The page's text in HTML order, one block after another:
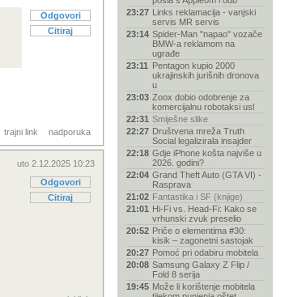
Odgovori
Citiraj
trajni link nadporuka
uto 2.12.2025 10:23
Odgovori
Citiraj
23:27 Links reklamacija - vanjski
servis MR servis
23:14 Spider-Man "napao" vozače
BMW-a reklamom na
ugrađe
23:11 Pentagon kupio 2000
ukrajinskih jurišnih dronova
u
23:03 Zoox dobio odobrenje za
komercijalnu robotaksi usl
22:31 Smiješne slike
22:27 Društvena mreža Truth
Social legalizirala insajder
22:18 Gdje iPhone košta najviše u
2026. godini?
22:04 Grand Theft Auto (GTA VI) -
Rasprava
21:02 Fantastika i SF (knjige)
21:01 Hi-Fi vs. Head-Fi: Kako se
vrhunski zvuk preselio
20:52 Priče o elementima #30:
kisik – zagonetni sastojak
20:27 Pomoć pri odabiru mobitela
20:08 Samsung Galaxy Z Flip /
Fold 8 serija
19:45 Može li korištenje mobitela